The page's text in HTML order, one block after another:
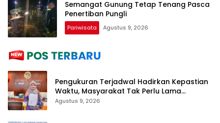
Semangat Gunung Tetap Tenang Pasca
Penertiban Pungli
Pariwisata Agustus 9, 2026
Pengukuran Terjadwal Hadirkan Kepastian
Waktu, Masyarakat Tak Perlu Lama
Menunggu Layanan Pertanahan
Agustus 9, 2026